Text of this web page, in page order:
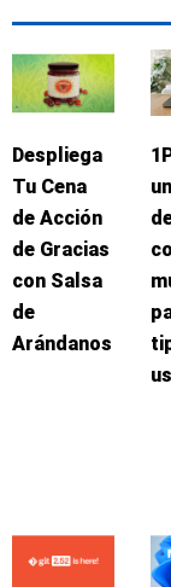
Despliega
Tu Cena
de Acción
de Gracias
con Salsa
de
Arándanos